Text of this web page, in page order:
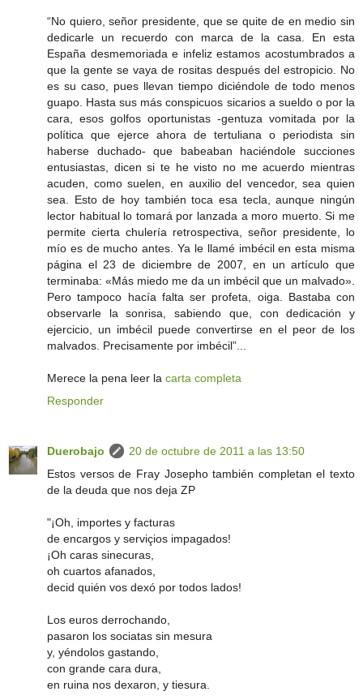
“No quiero, señor presidente, que se quite de en medio sin
dedicarle un recuerdo con marca de la casa. En esta
España desmemoriada e infeliz estamos acostumbrados a
que la gente se vaya de rositas después del estropicio. No
es su caso, pues llevan tiempo diciéndole de todo menos
guapo. Hasta sus más conspicuos sicarios a sueldo o por la
cara, esos golfos oportunistas -gentuza vomitada por la
política que ejerce ahora de tertuliana o periodista sin
haberse duchado- que babeaban haciéndole succiones
entusiastas, dicen si te he visto no me acuerdo mientras
acuden, como suelen, en auxilio del vencedor, sea quien
sea. Esto de hoy también toca esa tecla, aunque ningún
lector habitual lo tomará por lanzada a moro muerto. Si me
permite cierta chulería retrospectiva, señor presidente, lo
mío es de mucho antes. Ya le llamé imbécil en esta misma
página el 23 de diciembre de 2007, en un artículo que
terminaba: «Más miedo me da un imbécil que un malvado».
Pero tampoco hacía falta ser profeta, oiga. Bastaba con
observarle la sonrisa, sabiendo que, con dedicación y
ejercicio, un imbécil puede convertirse en el peor de los
malvados. Precisamente por imbécil”...
Merece la pena leer la carta completa
Responder
Duerobajo
20 de octubre de 2011 a las 13:50
Estos versos de Fray Josepho también completan el texto
de la deuda que nos deja ZP
"¡Oh, importes y facturas
de encargos y serviçios impagados!
¡Oh caras sinecuras,
oh cuartos afanados,
decid quién vos dexó por todos lados!
Los euros derrochando,
pasaron los sociatas sin mesura
y, yéndolos gastando,
con grande cara dura,
en ruina nos dexaron, y tiesura.